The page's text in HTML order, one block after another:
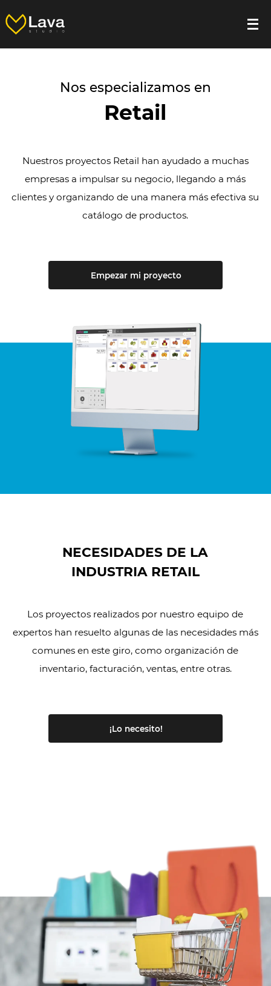
Nos especializamos en
Retail
Nuestros proyectos Retail han ayudado a muchas
empresas a impulsar su negocio, llegando a más
clientes y organizando de una manera más efectiva su
catálogo de productos.
Empezar mi proyecto
NECESIDADES DE LA
INDUSTRIA RETAIL
Los proyectos realizados por nuestro equipo de
expertos han resuelto algunas de las necesidades más
comunes en este giro, como organización de
inventario, facturación, ventas, entre otras.
¡Lo necesito!